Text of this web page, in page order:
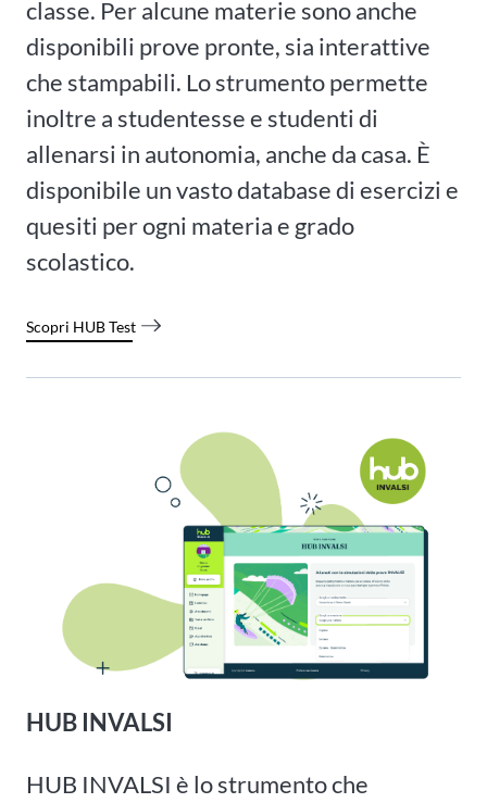
classe. Per alcune materie sono anche
disponibili prove pronte, sia interattive
che stampabili. Lo strumento permette
inoltre a studentesse e studenti di
allenarsi in autonomia, anche da casa. È
disponibile un vasto database di esercizi e
quesiti per ogni materia e grado
scolastico.
Scopri HUB Test
HUB INVALSI
HUB INVALSI è lo strumento che